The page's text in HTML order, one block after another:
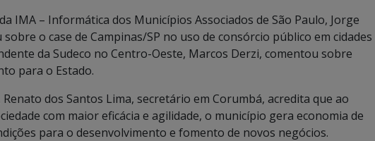
IMA – Informática dos Municípios Associados de São Paulo, Jorge
o case de Campinas/SP no uso de consórcio público em cidades
da Sudeco no Centro-Oeste, Marcos Derzi, comentou sobre
para o Estado.
dos Santos Lima, secretário em Corumbá, acredita que ao
com maior eficácia e agilidade, o município gera economia de
para o desenvolvimento e fomento de novos negócios.